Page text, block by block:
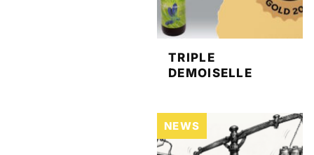
TRIPLE
DEMOISELLE
NEWS